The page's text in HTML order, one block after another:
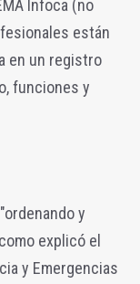
Infoca (no
están
en un registro
funciones y
y
explicó el
y Emergencias